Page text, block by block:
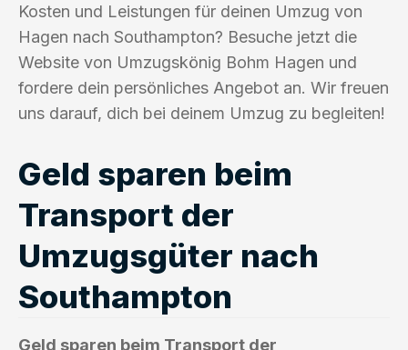
Kosten und Leistungen für deinen Umzug von
Hagen nach Southampton? Besuche jetzt die
Website von Umzugskönig Bohm Hagen und
fordere dein persönliches Angebot an. Wir freuen
uns darauf, dich bei deinem Umzug zu begleiten!
Geld sparen beim
Transport der
Umzugsgüter nach
Southampton
Geld sparen beim Transport der